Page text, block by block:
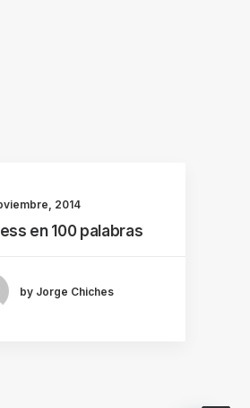
2014
en 100 palabras
by Jorge Chiches